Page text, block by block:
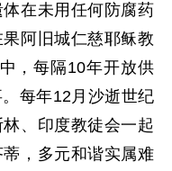
在未用任何防腐药
阿旧城仁慈耶稣教
，每隔10年开放供
每年12月沙逝世纪
、印度教徒会一起
，多元和谐实属难